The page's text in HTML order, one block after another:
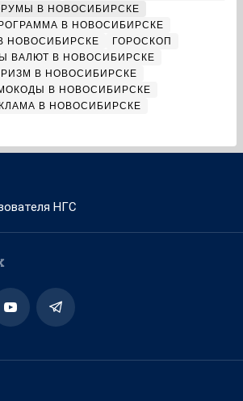
В НОВОСИБИРСКЕ
В НОВОСИБИРСКЕ
НОВОСИБИРСКЕ
ГОРОСКОП
ВАЛЮТ В НОВОСИБИРСКЕ
В НОВОСИБИРСКЕ
В НОВОСИБИРСКЕ
В НОВОСИБИРСКЕ
НГС